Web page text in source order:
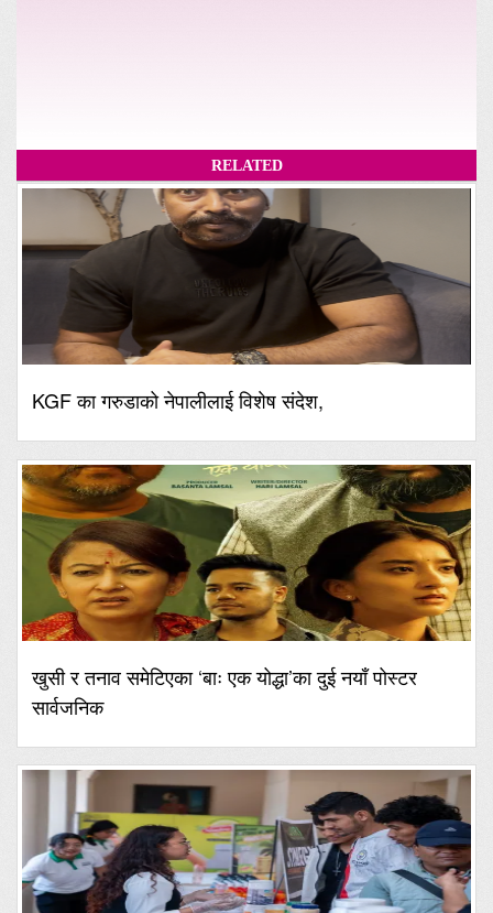
RELATED
KGF का गरुडाको नेपालीलाई विशेष संदेश,
खुसी र तनाव समेटिएका ‘बाः एक योद्धा’का दुई नयाँ पोस्टर
सार्वजनिक